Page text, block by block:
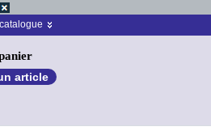
article